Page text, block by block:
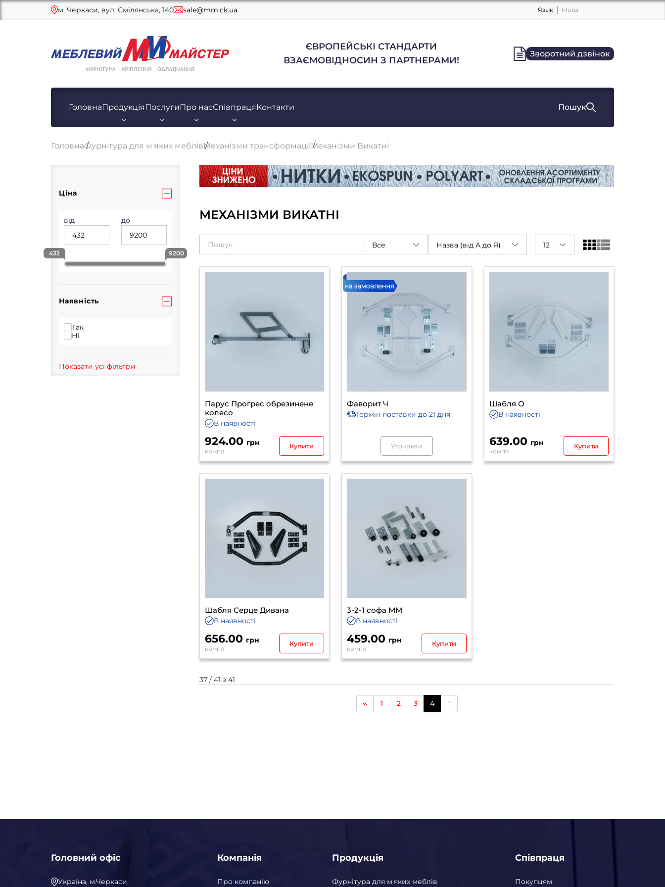
м. Черкаси, вул. Смілянська, 140 sale@mm.ck.ua Язык Мова
ЄВРОПЕЙСЬКІ СТАНДАРТИ
ВЗАЄМОВІДНОСИН З ПАРТНЕРАМИ!
Зворотний дзвінок
ГоловнаПродукція ПослугиПро насСпівпраця Контакти Пошук
ГоловнаФурнітура для м'яких меблівМеханізми трансформаціїМеханізми Викатні
Ціна
від до
432 9200
Наявність
Так
Ні
Показати усі фільтри
МЕХАНІЗМИ ВИКАТНІ
Все Назва (від А до Я) 12
Парус Прогрес обрезинене
колесо
В наявності
924.00 грн
компл
Купити
Фаворит Ч
Термін поставки до 21 дня
Уточнити
Шабля О
В наявності
639.00 грн
компл
Купити
Шабля Серце Дивана
В наявності
656.00 грн
компл
Купити
3-2-1 софа ММ
В наявності
459.00 грн
компл
Купити
37 / 41 з 41
1 2 3 4
Головний офіс
Україна, м.Черкаси,
Компанія
Про компанію
Продукція
Фурнітура для м'яких меблів
Співпраця
Покупцям